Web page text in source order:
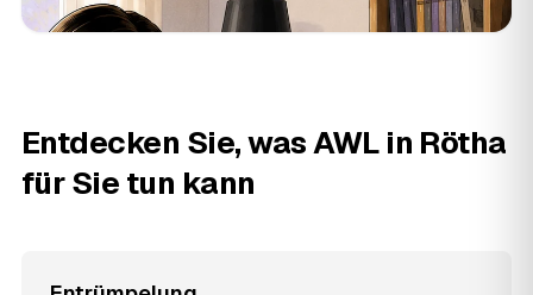
Entdecken Sie, was AWL in Rötha
für Sie tun kann